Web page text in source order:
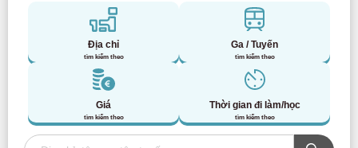
Địa chỉ
tìm kiếm theo
Ga / Tuyến
tìm kiếm theo
Giá
tìm kiếm theo
Thời gian đi làm/học
tìm kiếm theo